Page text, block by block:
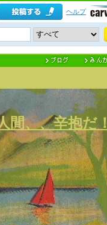
ヘルプ
、、辛抱だ！